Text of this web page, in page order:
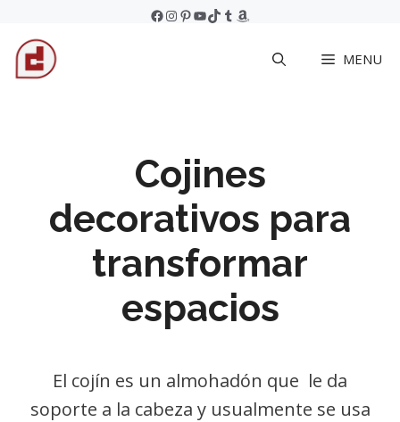
content
Facebook
Instagram
Pinterest
YouTube
TikTok
Tumblr
Amazon
MENU
Cojines
decorativos para
transformar
espacios
El cojín es un almohadón que le da
soporte a la cabeza y usualmente se usa